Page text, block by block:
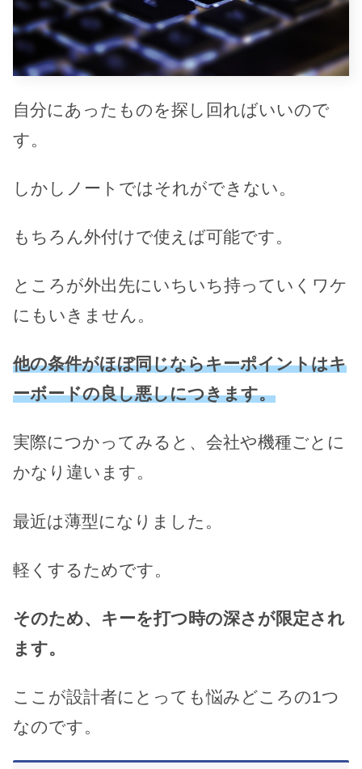
自分にあったものを探し回ればいいので
す。
しかしノートではそれができない。
もちろん外付けで使えば可能です。
ところが外出先にいちいち持っていくワケ
にもいきません。
他の条件がほぼ同じならキーポイントはキ
ーボードの良し悪しにつきます。
実際につかってみると、会社や機種ごとに
かなり違います。
最近は薄型になりました。
軽くするためです。
そのため、キーを打つ時の深さが限定され
ます。
ここが設計者にとっても悩みどころの1つ
なのです。